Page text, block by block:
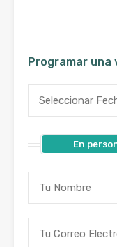
Programar una
En